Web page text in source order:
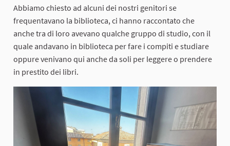
Abbiamo chiesto ad alcuni dei nostri genitori se
frequentavano la biblioteca, ci hanno raccontato che
anche tra di loro avevano qualche gruppo di studio, con il
quale andavano in biblioteca per fare i compiti e studiare
oppure venivano qui anche da soli per leggere o prendere
in prestito dei libri.